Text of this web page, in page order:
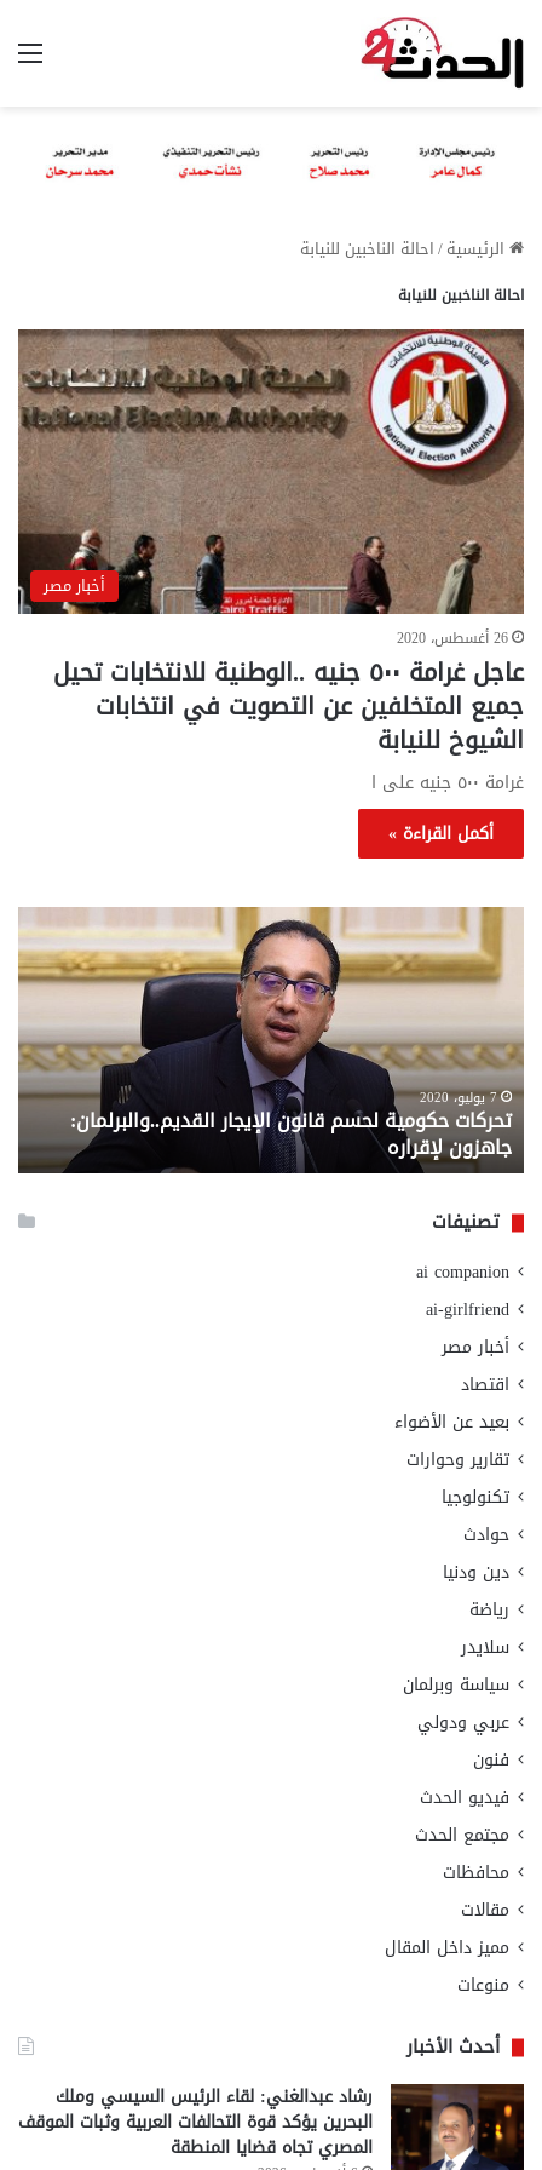
الرئيسية/احالة الناخبين للنيابة
احالة الناخبين للنيابة
أخبار مصر
26 أغسطس، 2020
عاجل غرامة ٥٠٠ جنيه ..الوطنية للانتخابات تحيل
جميع المتخلفين عن التصويت في انتخابات
الشيوخ للنيابة
غرامة ٥٠٠ جنيه على ا
أكمل القراءة »
تحركات
حكومية
لحسم
قانون
القديم..والبرلمان:
جاهزون
لإقراره
7 يوليو، 2020
تحركات حكومية لحسم قانون الإيجار القديم..والبرلمان:
جاهزون لإقراره
..
من
تصنيفات
ai companion
ai-girlfriend
أخبار مصر
اقتصاد
بعيد عن الأضواء
تقارير وحوارات
تكنولوجيا
حوادث
دين ودنيا
رياضة
سلايدر
سياسة وبرلمان
عربي ودولي
فنون
فيديو الحدث
مجتمع الحدث
محافظات
مقالات
مميز داخل المقال
منوعات
أحدث الأخبار
رشاد عبدالغني: لقاء الرئيس السيسي وملك
البحرين يؤكد قوة التحالفات العربية وثبات الموقف
المصري تجاه قضايا المنطقة